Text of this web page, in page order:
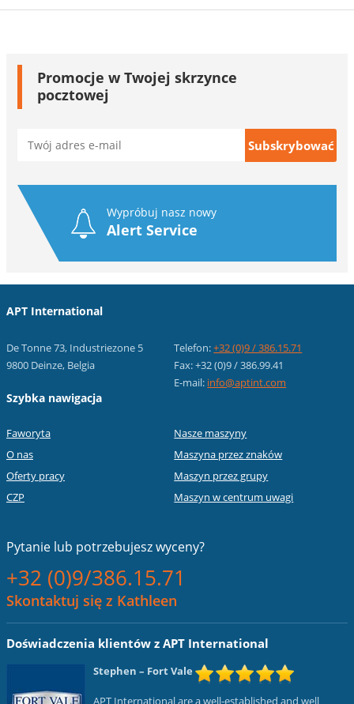
Promocje w Twojej skrzynce
pocztowej
Wypróbuj nasz nowy
Alert Service
APT International
De Tonne 73, Industriezone 5
9800 Deinze, Belgia
Telefon:+32 (0)9 / 386.15.71
Fax: +32 (0)9 / 386.99.41
E-mail: info@aptint.com
Szybka nawigacja
Faworyta
O nas
Oferty pracy
CZP
Nasze maszyny
Maszyna przez znaków
Maszyn przez grupy
Maszyn w centrum uwagi
Pytanie lub potrzebujesz wyceny?
+32 (0)9/386.15.71
Skontaktuj się z Kathleen
Doświadczenia klientów z APT International
Stephen – Fort Vale
APT International are a well-established and well